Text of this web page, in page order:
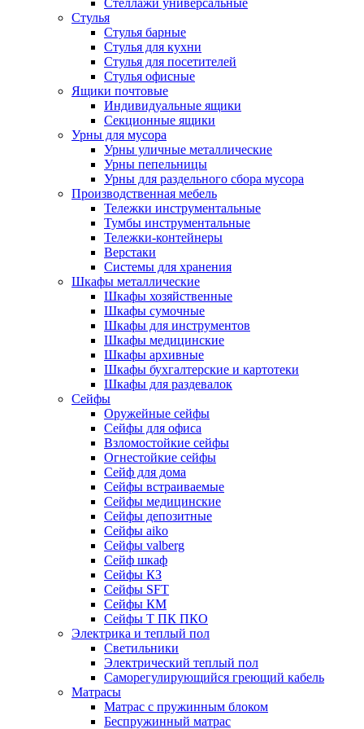
Стулья
Стулья барные
Стулья для кухни
Стулья для посетителей
Стулья офисные
Ящики почтовые
Индивидуальные ящики
Секционные ящики
Урны для мусора
Урны уличные металлические
Урны пепельницы
Урны для раздельного сбора мусора
Производственная мебель
Тележки инструментальные
Тумбы инструментальные
Тележки-контейнеры
Верстаки
Системы для хранения
Шкафы металлические
Шкафы хозяйственные
Шкафы сумочные
Шкафы для инструментов
Шкафы медицинские
Шкафы архивные
Шкафы бухгалтерские и картотеки
Шкафы для раздевалок
Сейфы
Оружейные сейфы
Сейфы для офиса
Взломостойкие сейфы
Огнестойкие сейфы
Cейф для дома
Сейфы встраиваемые
Сейфы медицинские
Сейфы депозитные
Сейфы aiko
Сейфы valberg
Сейф шкаф
Сейфы КЗ
Сейфы SFT
Сейфы КМ
Сейфы Т ПК ПКО
Электрика и теплый пол
Светильники
Электрический теплый пол
Саморегулирующийся греющий кабель
Матрасы
Матрас с пружинным блоком
Беспружинный матрас